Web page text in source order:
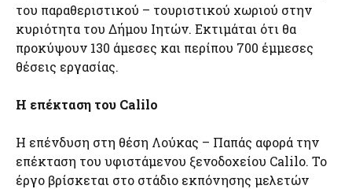
του παραθεριστικού – τουριστικού χωριού στην
κυριότητα του Δήμου Ιητών. Εκτιμάται ότι θα
προκύψουν 130 άμεσες και περίπου 700 έμμεσες
θέσεις εργασίας.
Η επέκταση του Calilo
Η επένδυση στη θέση Λούκας – Παπάς αφορά την
επέκταση του υφιστάμενου ξενοδοχείου Calilo. Το
έργο βρίσκεται στο στάδιο εκπόνησης μελετών